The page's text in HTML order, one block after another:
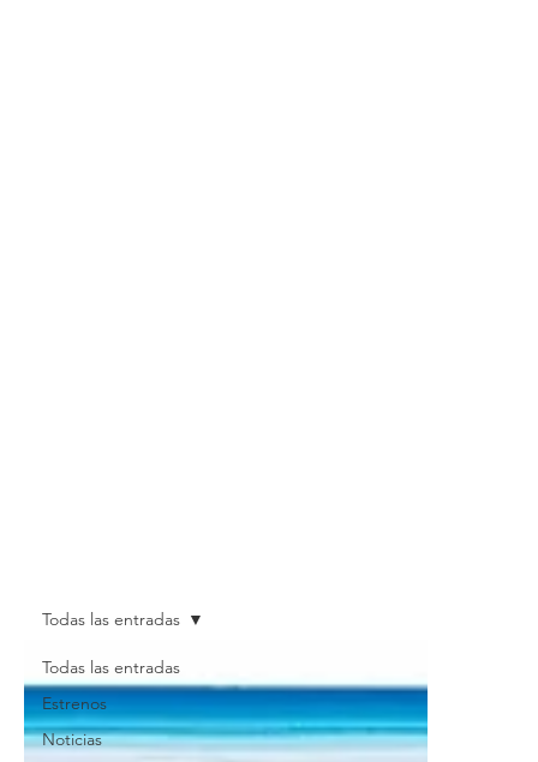
Todas las entradas
Estrenos
Noticias
Todas las entradas